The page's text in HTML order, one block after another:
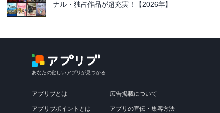
ナル・独占作品が超充実！【2026年】
あなたの欲しいアプリが見つかる
アプリブとは
アプリブポイントとは
広告掲載について
アプリの宣伝・集客方法